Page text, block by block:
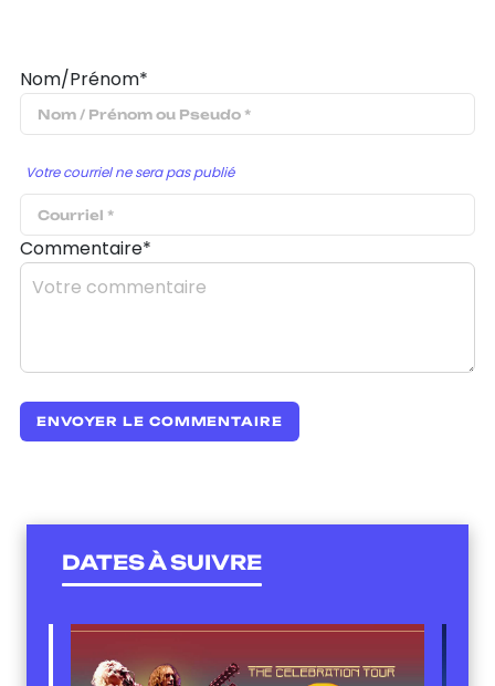
Nom/Prénom*
Votre courriel ne sera pas publié
Commentaire*
DATES À SUIVRE